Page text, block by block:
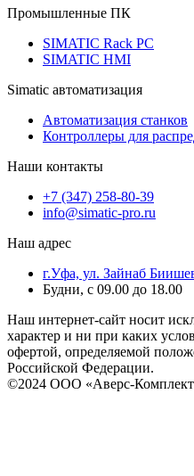
Промышленные ПК
SIMATIC Rack PC
SIMATIC HMI
Simatic автоматизация
Автоматизация станков
Контроллеры для
Наши контакты
+7 (347) 258-80-39
info@simatic-pro.ru
Наш адрес
г.Уфа, ул. Зайнаб
Будни, с 09.00 до 18.00
Наш интернет-сайт носит
характер и ни при каких
офертой, определяемой
Российской Федерации.
©2024 ООО «Аверс-